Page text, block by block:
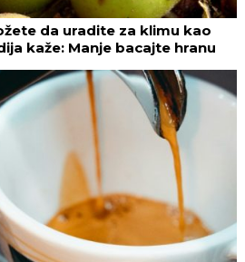
da uradite za klimu kao
kaže: Manje bacajte hranu